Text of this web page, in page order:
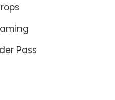
Pass